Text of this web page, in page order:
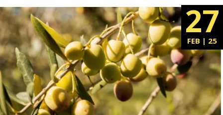
27
FEB | 25